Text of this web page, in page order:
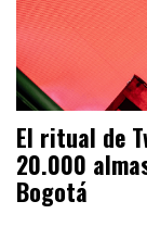
El ritual de
20.000
Bogotá